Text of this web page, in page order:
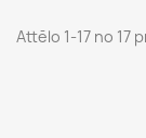
Attēlo 1-17 no 17